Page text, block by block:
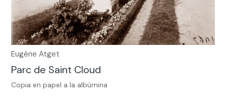
Eugène Atget
Parc de Saint Cloud
Copia en papel a la albúmina